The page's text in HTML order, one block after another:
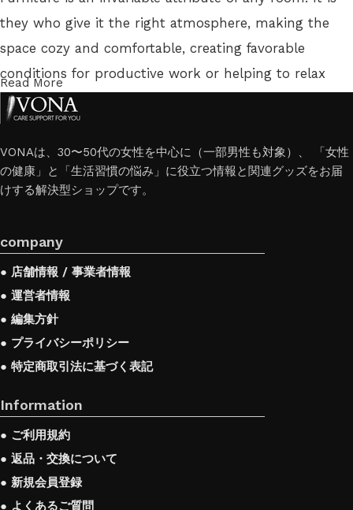
they who give it the right atmosphere, making the
space cozy and comfortable, creating favorable
conditions for productive work or helping to relax
after a hard day. More and more often, customers
want to place an order in an online store, when you
can sit down at the computer in your free time,
arrange the furniture in the photo and calmly buy
the furniture you like. The online store has a large
are available.
Furniture production is a modern form of art
other home goods, are full of amazing offers: we
products and unique creations - furniture from
professional craftsmen, which will be appreciated by
true connoisseurs of beauty. We have selected for you
the best models from modern craftsmen who
Read More
VONAは、30〜50代の女性を中心に（一部男性も対象）、 「女性
の健康」と「生活習慣の悩み」に役立つ情報と関連グッズをお届
けする解決型ショップです。
company
● 店舗情報 / 事業者情報
● 運営者情報
● 編集方針
● プライバシーポリシー
● 特定商取引法に基づく表記
Information
● ご利用規約
● 返品・交換について
● 新規会員登録
● よくあるご質問